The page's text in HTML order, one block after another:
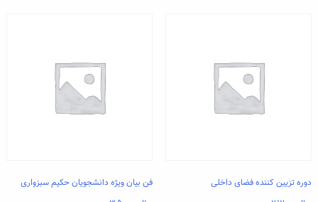
دوره تزیین کننده فضای داخلی فن بیان ویژه دانشجویان حکیم سبزواری